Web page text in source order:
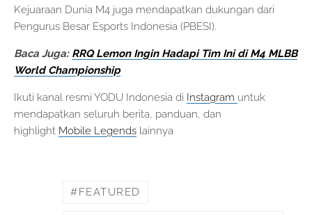
Kejuaraan Dunia M4 juga mendapatkan dukungan dari
Pengurus Besar Esports Indonesia (PBESI).
Baca Juga: RRQ Lemon Ingin Hadapi Tim Ini di M4 MLBB
World Championship
Ikuti kanal resmi YODU Indonesia di Instagram untuk
mendapatkan seluruh berita, panduan, dan
highlight Mobile Legends lainnya
FEATURED